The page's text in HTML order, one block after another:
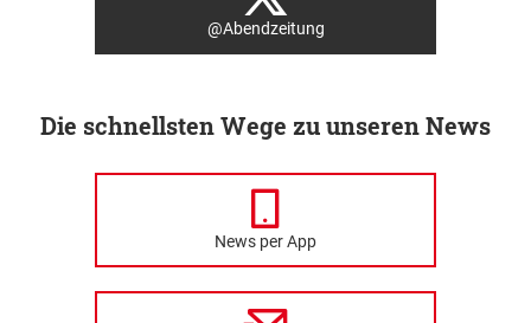
@Abendzeitung
Die schnellsten Wege zu unseren News
News per App